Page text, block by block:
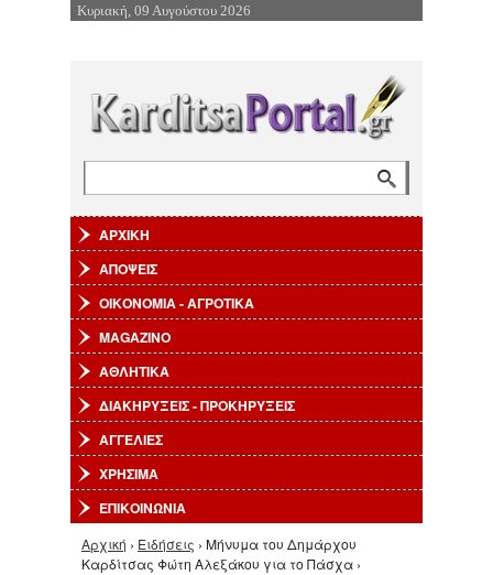
Επιστροφή στην Πλοήγηση
Κυριακή, 09 Αυγούστου 2026
ΑΡΧΙΚΗ
ΑΠΟΨΕΙΣ
ΟΙΚΟΝΟΜΙΑ - ΑΓΡΟΤΙΚΑ
MAGAZINO
ΑΘΛΗΤΙΚΑ
ΔΙΑΚΗΡΥΞΕΙΣ - ΠΡΟΚΗΡΥΞΕΙΣ
ΑΓΓΕΛΙΕΣ
ΧΡΗΣΙΜΑ
ΕΠΙΚΟΙΝΩΝΙΑ
Είστε εδώ
Αρχική › Ειδήσεις › Μήνυμα του Δημάρχου
Καρδίτσας Φώτη Αλεξάκου για το Πάσχα ›